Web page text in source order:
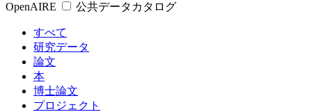
OpenAIRE
公共データカタログ
すべて
研究データ
論文
本
博士論文
プロジェクト